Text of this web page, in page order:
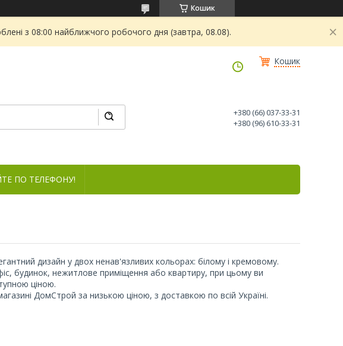
Кошик
з 08:00 найближчого робочого дня (завтра, 08.08).
Кошик
+380 (66) 037-33-31
+380 (96) 610-33-31
ПО ТЕЛЕФОНУ!
дизайн у двох ненав'язливих кольорах: білому і кремовому.
будинок, нежитлове приміщення або квартиру, при цьому ви
ціною.
ДомСтрой за низькою ціною, з доставкою по всій Україні.